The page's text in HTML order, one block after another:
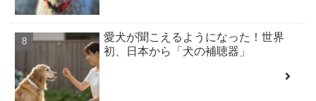
愛犬が聞こえるようになった！世界
初、日本から「犬の補聴器」